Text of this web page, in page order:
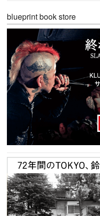
blueprint book store